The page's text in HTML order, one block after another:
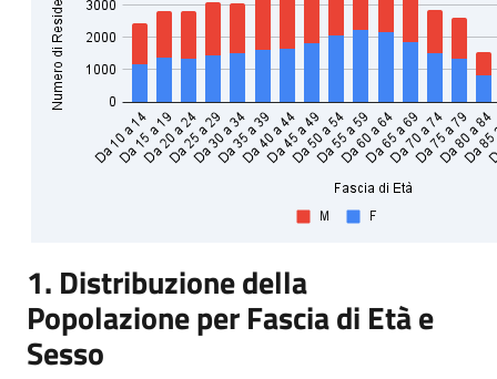
1. Distribuzione della
Popolazione per Fascia di Età e
Sesso